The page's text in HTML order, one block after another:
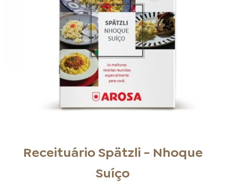
EMPRESA AGENDA DE CURSOS
Receituário Spätzli - Nhoque
Suíço